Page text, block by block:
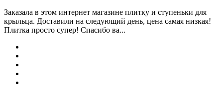
Заказала в этом интернет магазине плитку и ступеньки для
крыльца. Доставили на следующий день, цена самая низкая!
Плитка просто супер! Спасибо ва...